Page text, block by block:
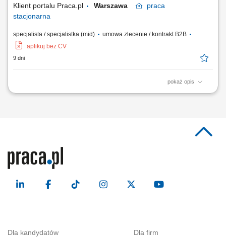
Klient portalu Praca.pl Warszawa
praca
stacjonarna
specjalista / specjalistka (mid)
umowa zlecenie / kontrakt B2B
aplikuj bez CV
9 dni
pokaż opis
udzielanie świadczeń medycznych w obszarze neurologii zgodnie z
Dla kandydatów Dla firm